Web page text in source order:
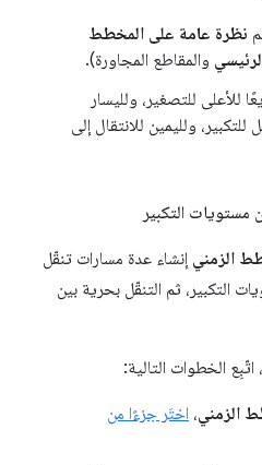
نظرة عامة على المخطط
والمقاطع المجاورة).
للأعلى للتصغير، ولليسار
للتكبير، ولليمين للانتقال إلى
مستويات التكبير
الزمني إنشاء عدة مسارات تنقّل
التكبير، ثم التنقّل بحرية بين
الخطوات التالية:
الزمني، اختَر جزءًا من